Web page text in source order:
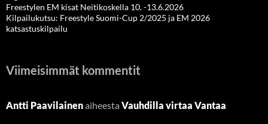
Freestylen EM kisat Neitikoskella 10. -13.6.2026
Kilpailukutsu: Freestyle Suomi-Cup 2/2025 ja EM 2026
katsastuskilpailu
Viimeisimmät kommentit
Antti Paavilainenaiheesta Vauhdilla virtaa Vantaa